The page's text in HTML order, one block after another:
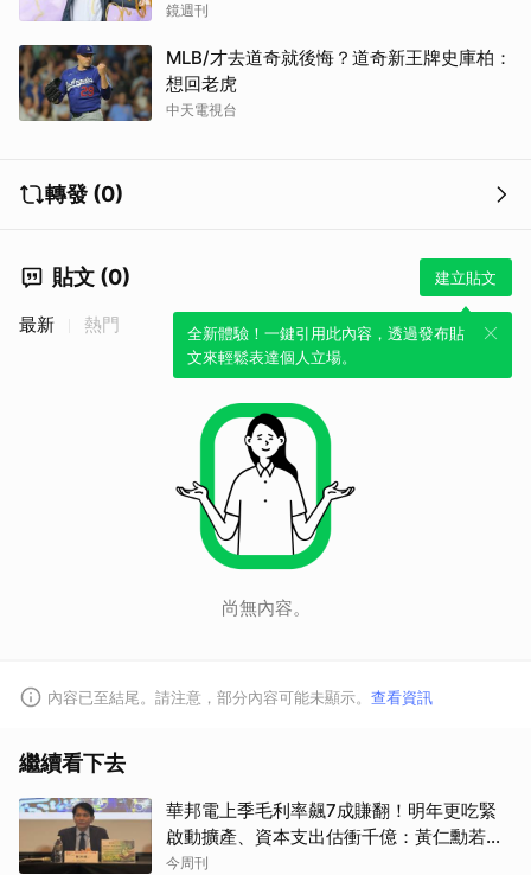
鏡週刊
MLB/才去道奇就後悔？道奇新王牌史庫柏：
想回老虎
中天電視台
轉發 (0)
貼文 (0) 建立貼文
全新體驗！一鍵引用此內容，透過發布貼
文來輕鬆表達個人立場。
最新 熱門
尚無內容。
內容已至結尾。請注意，部分內容可能未顯示。 查看資訊
繼續看下去
華邦電上季毛利率飆7成賺翻！明年更吃緊
啟動擴產、資本支出估衝千億：黃仁勳若想
到，早入主記憶體廠
今周刊
取消